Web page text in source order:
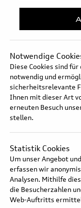
Audi A8 - Dynamik-
Notwendige
Diese Cookies sind
notwendig und
sicherheitsrelevante
Ihnen mit dieser Art
erneuten Besuch
stellen.
Statistik Cookies
Um unser Angebot
erfassen wir
Analysen. Mithilfe
die Besucherzahlen
Web-Auftritts